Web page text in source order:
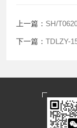
上一篇： SH/
下一篇：TDLZY-